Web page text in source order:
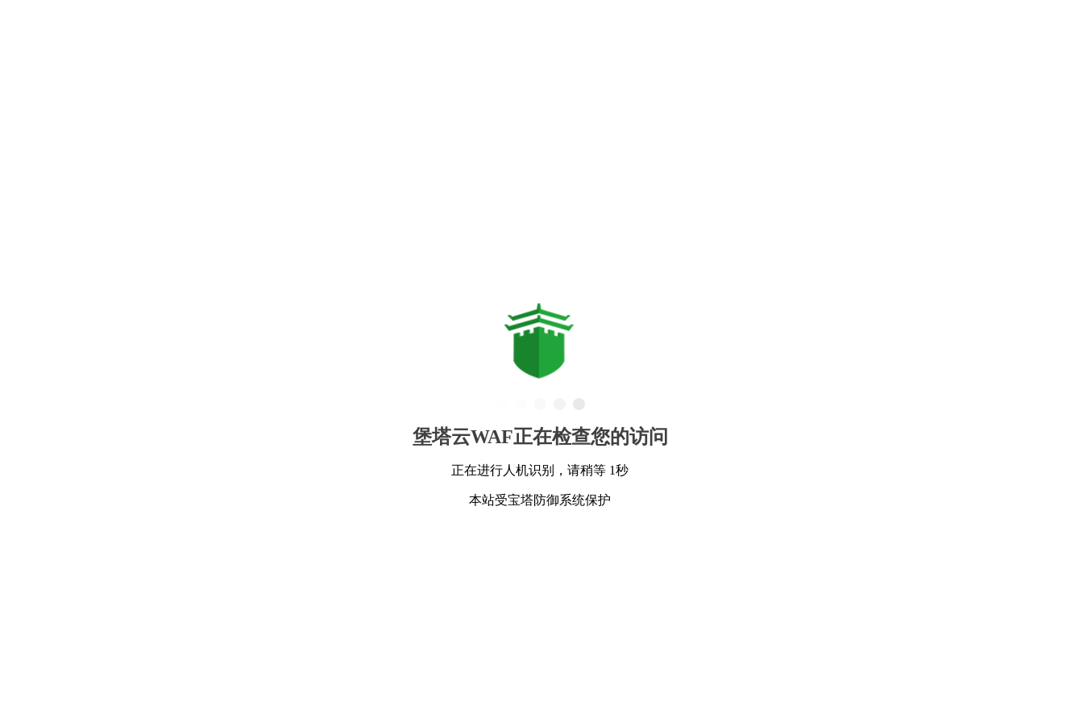
堡塔云WAF正在检查您的访问
正在进行人机识别，请稍等 1秒
本站受宝塔防御系统保护